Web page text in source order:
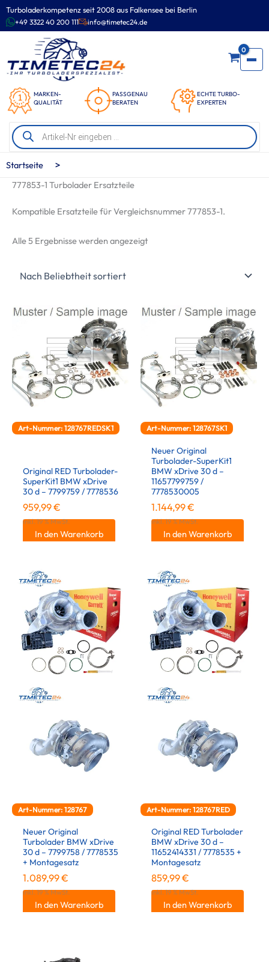
Turboladerkompetenz seit 2008 aus Falkensee bei Berlin
+49 3322 40 200 111 info@timetec24.de
MARKEN-
QUALITÄT
PASSGENAU
BERATEN
ECHTE TURBO-
EXPERTEN
0
Products
search
Zum
Inhalt
springen
Startseite >
777853-1 Turbolader Ersatzteile
Kompatible Ersatzteile für Vergleichsnummer 777853-1.
Alle 5 Ergebnisse werden angezeigtNach
Art-Nummer: 128767REDSK1
Original RED Turbolader-
SuperKit1 BMW xDrive
30 d – 7799759 / 7778536
959,99€
inkl. 19 % MwSt.
In den Warenkorb
Art-Nummer: 128767SK1
Neuer Original
Turbolader-SuperKit1
BMW xDrive 30 d –
11657799759 /
7778530005
1.144,99€
inkl. 19 % MwSt.
In den Warenkorb
Art-Nummer: 128767
Neuer Original
Turbolader BMW xDrive
30 d – 7799758 / 7778535
+ Montagesatz
1.089,99€
inkl. 19 % MwSt.
In den Warenkorb
Art-Nummer: 128767RED
Original RED Turbolader
BMW xDrive 30 d –
11652414331 / 7778535 +
Montagesatz
859,99€
inkl. 19 % MwSt.
In den Warenkorb